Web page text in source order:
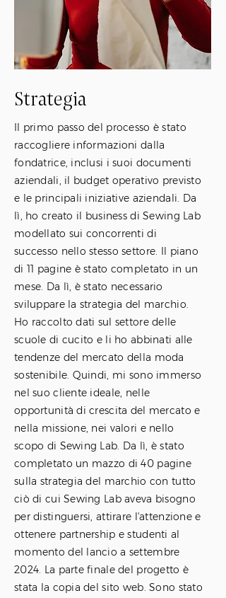
Strategia
Il primo passo del processo è stato
raccogliere informazioni dalla
fondatrice, inclusi i suoi documenti
aziendali, il budget operativo previsto
e le principali iniziative aziendali. Da
lì, ho creato il business di Sewing Lab
modellato sui concorrenti di
successo nello stesso settore. Il piano
di 11 pagine è stato completato in un
mese. Da lì, è stato necessario
sviluppare la strategia del marchio.
Ho raccolto dati sul settore delle
scuole di cucito e li ho abbinati alle
tendenze del mercato della moda
sostenibile. Quindi, mi sono immerso
nel suo cliente ideale, nelle
opportunità di crescita del mercato e
nella missione, nei valori e nello
scopo di Sewing Lab. Da lì, è stato
completato un mazzo di 40 pagine
sulla strategia del marchio con tutto
ciò di cui Sewing Lab aveva bisogno
per distinguersi, attirare l'attenzione e
ottenere partnership e studenti al
momento del lancio a settembre
2024. La parte finale del progetto è
stata la copia del sito web. Sono stato